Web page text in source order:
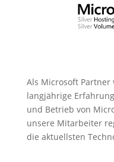
Als Microsoft
langjährige
und Betrieb von
unsere Mitarbeiter
die aktuellsten